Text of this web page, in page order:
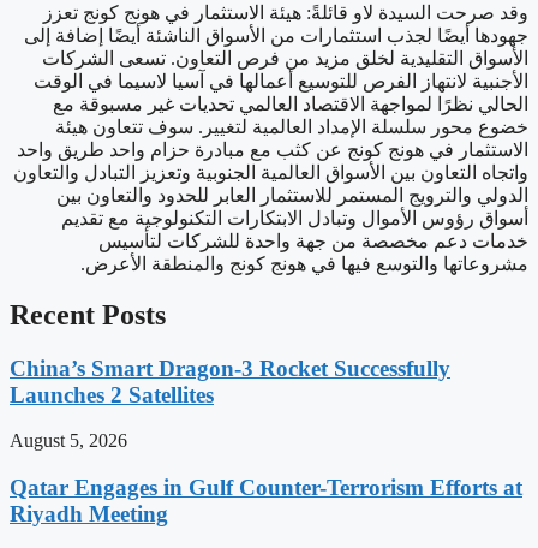
وقد صرحت السيدة لاو قائلةً: هيئة الاستثمار في هونج كونج تعزز
جهودها أيضًا لجذب استثمارات من الأسواق الناشئة أيضًا إضافة إلى
الأسواق التقليدية لخلق مزيد من فرص التعاون. تسعى الشركات
الأجنبية لانتهاز الفرص للتوسيع أعمالها في آسيا لاسيما في الوقت
الحالي نظرًا لمواجهة الاقتصاد العالمي تحديات غير مسبوقة مع
خضوع محور سلسلة الإمداد العالمية لتغيير. سوف تتعاون هيئة
الاستثمار في هونج كونج عن كثب مع مبادرة حزام واحد طريق واحد
واتجاه التعاون بين الأسواق العالمية الجنوبية وتعزيز التبادل والتعاون
الدولي والترويج المستمر للاستثمار العابر للحدود والتعاون بين
أسواق رؤوس الأموال وتبادل الابتكارات التكنولوجية مع تقديم
خدمات دعم مخصصة من جهة واحدة للشركات لتأسيس
مشروعاتها والتوسع فيها في هونج كونج والمنطقة الأعرض.
Recent Posts
China’s Smart Dragon-3 Rocket Successfully
Launches 2 Satellites
August 5, 2026
Qatar Engages in Gulf Counter-Terrorism Efforts at
Riyadh Meeting